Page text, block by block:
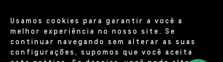
Usamos cookies para garantir a você a
melhor experiência no nosso site. Se
continuar navegando sem alterar as suas
configurações, supomos que você aceita